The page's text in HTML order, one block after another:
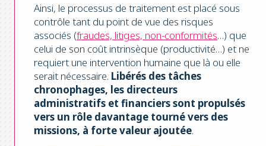
Ainsi, le processus de traitement est placé sous
contrôle tant du point de vue des risques
associés (fraudes, litiges, non-conformités…) que
celui de son coût intrinsèque (productivité…) et ne
requiert une intervention humaine que là ou elle
serait nécessaire. Libérés des tâches
chronophages, les directeurs
administratifs et financiers sont propulsés
vers un rôle davantage tourné vers des
missions, à forte valeur ajoutée.